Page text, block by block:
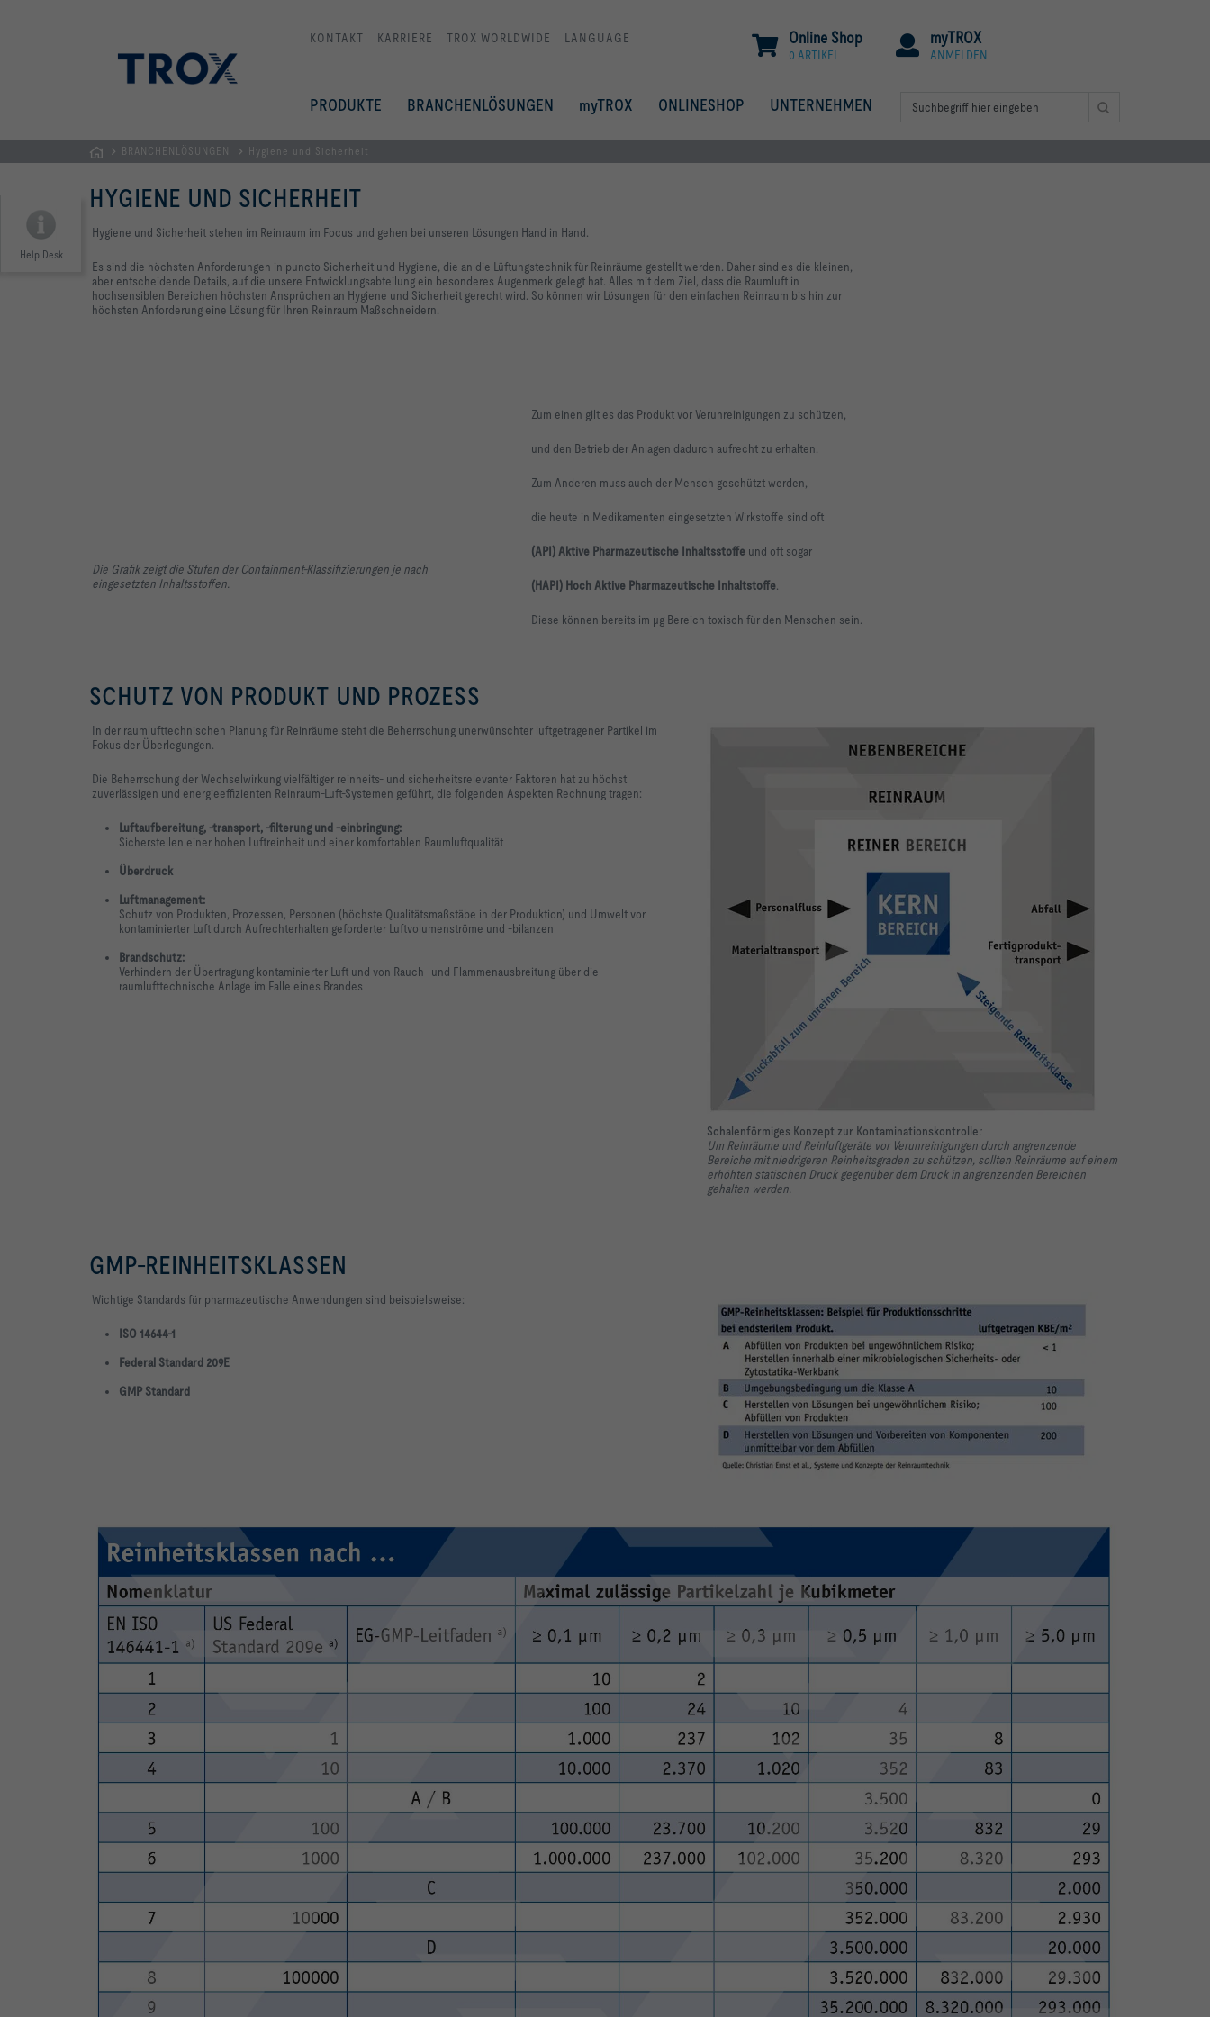
KONTAKT KARRIERE TROX WORLDWIDE LANGUAGE myTROX
ANMELDEN
Online Shop
0 ARTIKEL
PRODUKTE BRANCHENLÖSUNGEN myTROX ONLINESHOP UNTERNEHMEN
AUSTRIA
CEE
| Komponenten,
Geräte
+
BRANCHENLÖSUNGEN Hygiene und Sicherheit
Help Desk
HYGIENE UND SICHERHEIT
Hygiene und Sicherheit stehen im Reinraum im Focus und gehen bei unseren Lösungen Hand in Hand.
Es sind die höchsten Anforderungen in puncto Sicherheit und Hygiene, die an die Lüftungstechnik für Reinräume gestellt werden. Daher sind es die kleinen,
aber entscheidende Details, auf die unsere Entwicklungsabteilung ein besonderes Augenmerk gelegt hat. Alles mit dem Ziel, dass die Raumluft in
hochsensiblen Bereichen höchsten Ansprüchen an Hygiene und Sicherheit gerecht wird. So können wir Lösungen für den einfachen Reinraum bis hin zur
höchsten Anforderung eine Lösung für Ihren Reinraum Maßschneidern.
Die Grafik zeigt die Stufen der Containment-Klassifizierungen je nach
eingesetzten Inhaltsstoffen.
Zum einen gilt es das Produkt vor Verunreinigungen zu schützen,
und den Betrieb der Anlagen dadurch aufrecht zu erhalten.
Zum Anderen muss auch der Mensch geschützt werden,
die heute in Medikamenten eingesetzten Wirkstoffe sind oft
(API) Aktive Pharmazeutische Inhaltsstoffeund oft sogar
(HAPI) Hoch Aktive Pharmazeutische Inhaltstoffe.
Diese können bereits im µg Bereich toxisch für den Menschen sein.
SCHUTZ VON PRODUKT UND PROZESS
In der raumlufttechnischen Planung für Reinräume steht die Beherrschung unerwünschter luftgetragener Partikel im
Fokus der Überlegungen.
Die Beherrschung der Wechselwirkung vielfältiger reinheits- und sicherheitsrelevanter Faktoren hat zu höchst
zuverlässigen und energieeffizienten Reinraum-Luft-Systemen geführt, die folgenden Aspekten Rechnung tragen:
Luftaufbereitung, -transport, -filterung und -einbringung:
Sicherstellen einer hohen Luftreinheit und einer komfortablen Raumluftqualität
Überdruck
Luftmanagement:
Schutz von Produkten, Prozessen, Personen (höchste Qualitätsmaßstäbe in der Produktion) und Umwelt vor
kontaminierter Luft durch Aufrechterhalten geforderter Luftvolumenströme und -bilanzen
Brandschutz:
Verhindern der Übertragung kontaminierter Luft und von Rauch- und Flammenausbreitung über die
raumlufttechnische Anlage im Falle eines Brandes
Schalenförmiges Konzept zur Kontaminationskontrolle:
Um Reinräume und Reinluftgeräte vor Verunreinigungen durch angrenzende
Bereiche mit niedrigeren Reinheitsgraden zu schützen, sollten Reinräume auf einem
erhöhten statischen Druck gegenüber dem Druck in angrenzenden Bereichen
gehalten werden.
GMP-REINHEITSKLASSEN
Wichtige Standards für pharmazeutische Anwendungen sind beispielsweise:
ISO 14644-1
Federal Standard 209E
GMP Standard